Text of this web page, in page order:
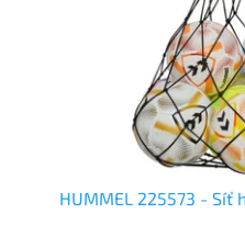
HUMMEL 225573 - Síť